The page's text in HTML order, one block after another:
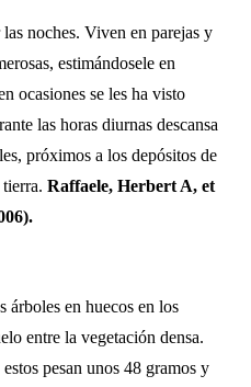
noches. Viven en parejas y
estimándosele en
ocasiones se les ha visto
las horas diurnas descansa
próximos a los depósitos de
Raffaele, Herbert A, et
árboles en huecos en los
entre la vegetación densa.
estos pesan unos 48 gramos y